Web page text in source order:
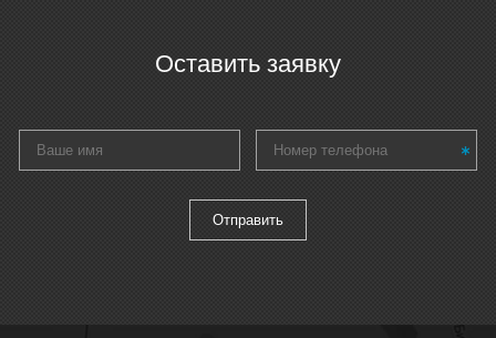
Оставить заявку